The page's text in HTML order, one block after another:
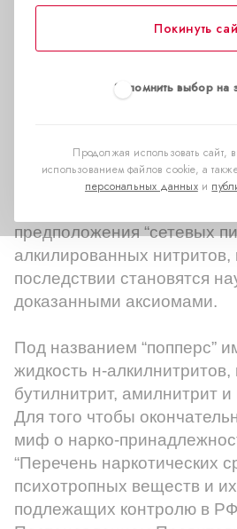
Покинуть
Запомнить выбор на
Продолжая использовать сайт,
использованием файлов cookie, а
персональных данныхи
беседе. Попробуем
юридическими аспектами
следует магический список
того, к чему приводит
предположения “сетевых
алкилированных нитритов,
последствии становятся
доказанными аксиомами.
Под названием “попперс”
жидкость н-алкилнитритов,
бутилнитрит, амилнитрит и
Для того чтобы
миф о нарко-
“Перечень наркотических
психотропных веществ и
подлежащих контролю в